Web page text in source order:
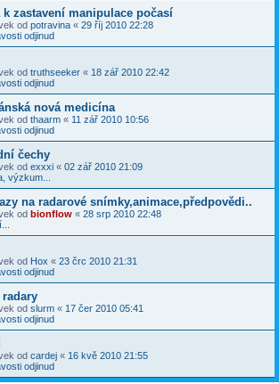
k zastavení manipulace počasí
od potravina « 29 říj 2010 22:28
odjinud
od truthseeker « 18 zář 2010 22:42
odjinud
nová medicína
od thaarm « 11 zář 2010 10:56
odjinud
čechy
od exxxi « 02 zář 2010 21:09
výzkum...
na radarové snímky,animace,předpovědi..
od bionflow « 28 srp 2010 22:48
od Hox « 23 črc 2010 21:31
odjinud
radary
od slurm « 17 čer 2010 05:41
odjinud
od cardej « 16 kvě 2010 21:55
odjinud